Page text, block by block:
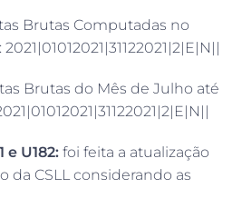
Brutas Computadas no
Brutas do Mês de Julho até
e U182: foi feita a atualização
da CSLL considerando as